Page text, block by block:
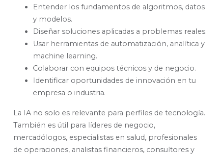
Entender los fundamentos de algoritmos, datos
y modelos.
Diseñar soluciones aplicadas a problemas reales.
Usar herramientas de automatización, analítica y
machine learning.
Colaborar con equipos técnicos y de negocio.
Identificar oportunidades de innovación en tu
empresa o industria.
La IA no solo es relevante para perfiles de tecnología.
También es útil para líderes de negocio,
mercadólogos, especialistas en salud, profesionales
de operaciones, analistas financieros, consultores y